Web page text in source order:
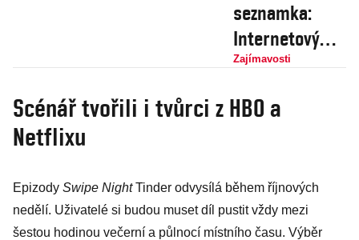
seznamka:
Internetový
gigant spustil
pomáhající při
akcie stouply
Zajímavosti
Scénář tvořili i tvůrci z HBO a
Netflixu
Epizody Swipe NightTinder odvysílá během říjnových
nedělí. Uživatelé si budou muset díl pustit vždy mezi
šestou hodinou večerní a půlnocí místního času. Výběr